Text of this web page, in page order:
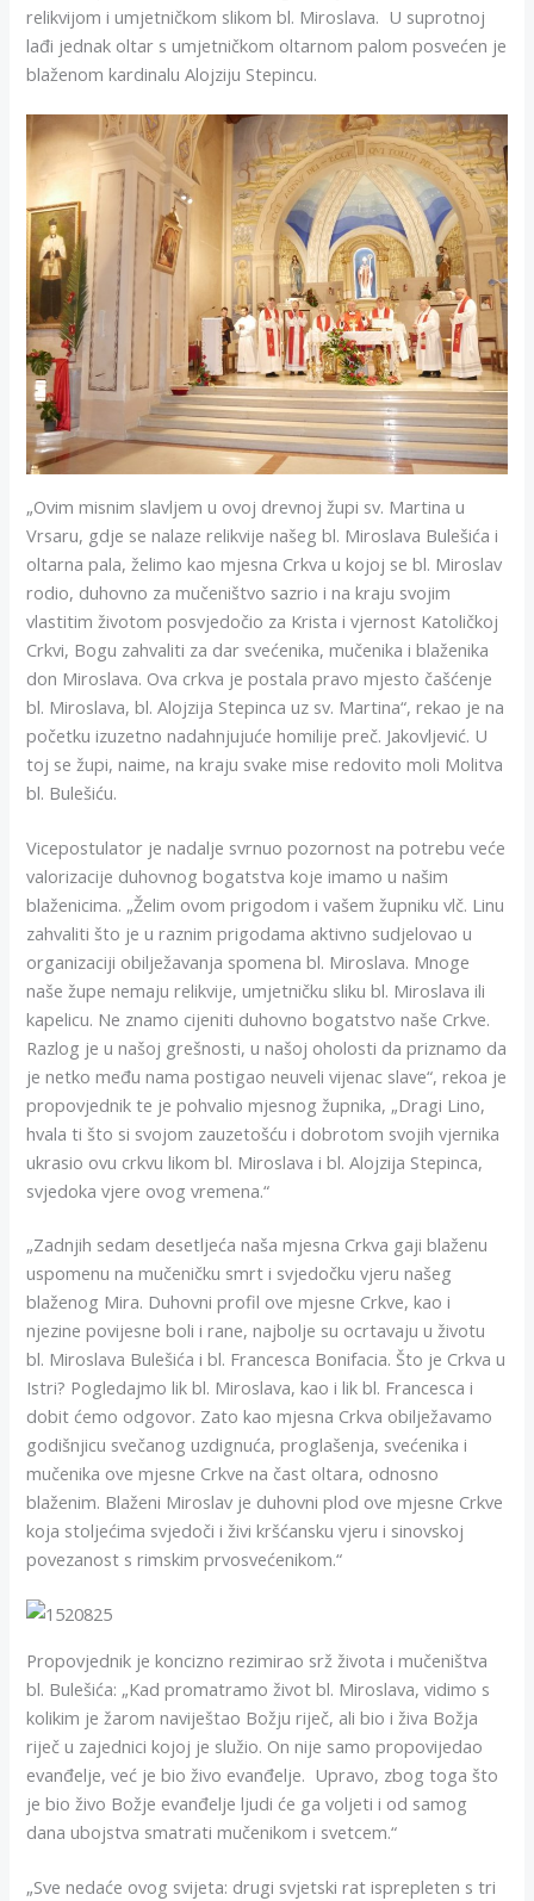
relikvijom i umjetničkom slikom bl. Miroslava. U suprotnoj
lađi jednak oltar s umjetničkom oltarnom palom posvećen je
blaženom kardinalu Alojziju Stepincu.
„Ovim misnim slavljem u ovoj drevnoj župi sv. Martina u
Vrsaru, gdje se nalaze relikvije našeg bl. Miroslava Bulešića i
oltarna pala, želimo kao mjesna Crkva u kojoj se bl. Miroslav
rodio, duhovno za mučeništvo sazrio i na kraju svojim
vlastitim životom posvjedočio za Krista i vjernost Katoličkoj
Crkvi, Bogu zahvaliti za dar svećenika, mučenika i blaženika
don Miroslava. Ova crkva je postala pravo mjesto čašćenje
bl. Miroslava, bl. Alojzija Stepinca uz sv. Martina“, rekao je na
početku izuzetno nadahnjujuće homilije preč. Jakovljević. U
toj se župi, naime, na kraju svake mise redovito moli Molitva
bl. Bulešiću.
Vicepostulator je nadalje svrnuo pozornost na potrebu veće
valorizacije duhovnog bogatstva koje imamo u našim
blaženicima. „Želim ovom prigodom i vašem župniku vlč. Linu
zahvaliti što je u raznim prigodama aktivno sudjelovao u
organizaciji obilježavanja spomena bl. Miroslava. Mnoge
naše župe nemaju relikvije, umjetničku sliku bl. Miroslava ili
kapelicu. Ne znamo cijeniti duhovno bogatstvo naše Crkve.
Razlog je u našoj grešnosti, u našoj oholosti da priznamo da
je netko među nama postigao neuveli vijenac slave“, rekoa je
propovjednik te je pohvalio mjesnog župnika, „Dragi Lino,
hvala ti što si svojom zauzetošću i dobrotom svojih vjernika
ukrasio ovu crkvu likom bl. Miroslava i bl. Alojzija Stepinca,
svjedoka vjere ovog vremena.“
„Zadnjih sedam desetljeća naša mjesna Crkva gaji blaženu
uspomenu na mučeničku smrt i svjedočku vjeru našeg
blaženog Mira. Duhovni profil ove mjesne Crkve, kao i
njezine povijesne boli i rane, najbolje su ocrtavaju u životu
bl. Miroslava Bulešića i bl. Francesca Bonifacia. Što je Crkva u
Istri? Pogledajmo lik bl. Miroslava, kao i lik bl. Francesca i
dobit ćemo odgovor. Zato kao mjesna Crkva obilježavamo
godišnjicu svečanog uzdignuća, proglašenja, svećenika i
mučenika ove mjesne Crkve na čast oltara, odnosno
blaženim. Blaženi Miroslav je duhovni plod ove mjesne Crkve
koja stoljećima svjedoči i živi kršćansku vjeru i sinovskoj
povezanost s rimskim prvosvećenikom.“
Propovjednik je koncizno rezimirao srž života i mučeništva
bl. Bulešića: „Kad promatramo život bl. Miroslava, vidimo s
kolikim je žarom naviještao Božju riječ, ali bio i živa Božja
riječ u zajednici kojoj je služio. On nije samo propovijedao
evanđelje, već je bio živo evanđelje. Upravo, zbog toga što
je bio živo Božje evanđelje ljudi će ga voljeti i od samog
dana ubojstva smatrati mučenikom i svetcem.“
„Sve nedaće ovog svijeta: drugi svjetski rat isprepleten s tri